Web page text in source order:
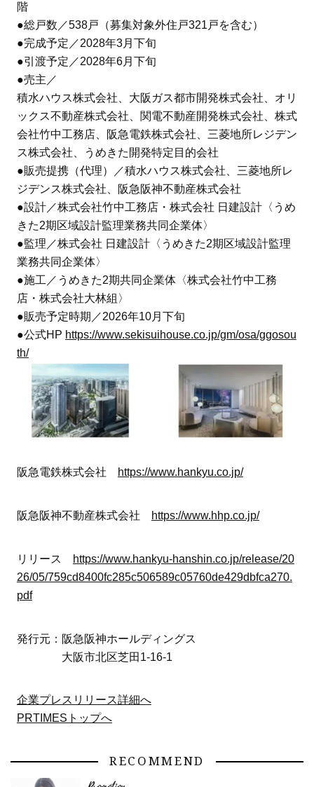
階
●総戸数／538戸（募集対象外住戸321戸を含む）
●完成予定／2028年3月下旬
●引渡予定／2028年6月下旬
●売主／
積水ハウス株式会社、大阪ガス都市開発株式会社、オリ
ックス不動産株式会社、関電不動産開発株式会社、株式
会社竹中工務店、阪急電鉄株式会社、三菱地所レジデン
ス株式会社、うめきた開発特定目的会社
●販売提携（代理）／積水ハウス株式会社、三菱地所レ
ジデンス株式会社、阪急阪神不動産株式会社
●設計／株式会社竹中工務店・株式会社 日建設計〈うめ
きた2期区域設計監理業務共同企業体〉
●監理／株式会社 日建設計〈うめきた2期区域設計監理
業務共同企業体〉
●施工／うめきた2期共同企業体〈株式会社竹中工務
店・株式会社大林組〉
●販売予定時期／2026年10月下旬
●公式HP https://www.sekisuihouse.co.jp/gm/osa/ggosou
th/
阪急電鉄株式会社 https://www.hankyu.co.jp/
阪急阪神不動産株式会社 https://www.hhp.co.jp/
リリース
https://www.hankyu-hanshin.co.jp/release/20
26/05/759cd8400fc285c506589c05760de429dbfca270.
pdf
発行元：阪急阪神ホールディングス
大阪市北区芝田1-16-1
企業プレスリリース詳細へ
PRTIMESトップへ
RECOMMEND